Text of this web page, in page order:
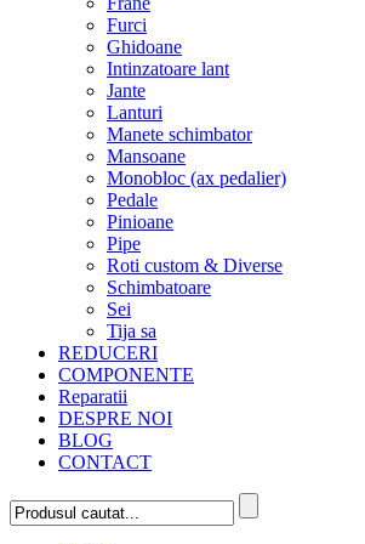
Furci
Ghidoane
Intinzatoare lant
Jante
Lanturi
Manete schimbator
Mansoane
Monobloc (ax pedalier)
Pedale
Pinioane
Pipe
Roti custom & Diverse
Schimbatoare
Sei
Tija sa
REDUCERI
COMPONENTE
Reparatii
DESPRE NOI
BLOG
CONTACT